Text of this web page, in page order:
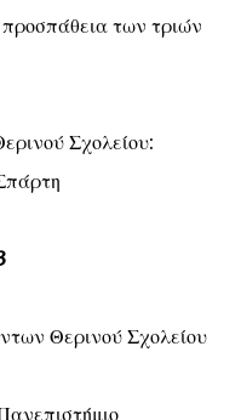
των τριών
Σχολείου:
Θερινού Σχολείου